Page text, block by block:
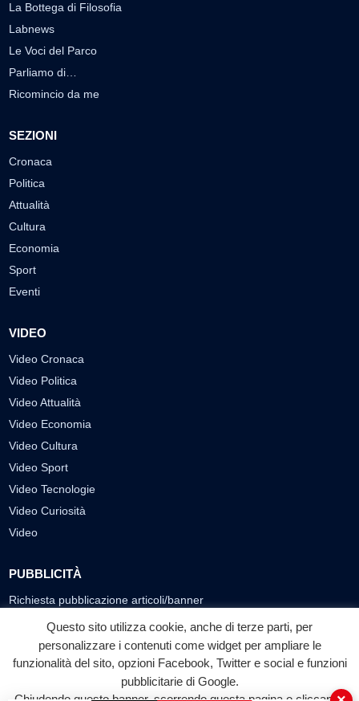
La Bottega di Filosofia
Labnews
Le Voci del Parco
Parliamo di…
Ricomincio da me
SEZIONI
Cronaca
Politica
Attualità
Cultura
Economia
Sport
Eventi
VIDEO
Video Cronaca
Video Politica
Video Attualità
Video Economia
Video Cultura
Video Sport
Video Tecnologie
Video Curiosità
Video
PUBBLICITÀ
Richiesta pubblicazione articoli/banner
SEGUICI SUI SOCIAL
f
Facebook
◎ ▶
YouTube
Questo sito utilizza cookie, anche di terze parti, per
personalizzare i contenuti come widget per ampliare le
funzionalità del sito, opzioni Facebook, Twitter e social e funzioni
pubblicitarie di Google.